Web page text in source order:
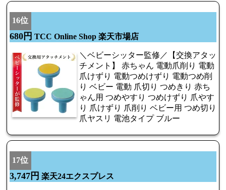
16位
680円 TCC Online Shop 楽天市場店
＼ベビーシッター監修／【交換アタッ
チメント】 赤ちゃん 電動爪削り 電動
爪けずり 電動つめけずり 電動つめ削
り ベビー 電動 爪切り つめきり 赤ち
ゃん用 つめやすり つめけずり 爪やす
り 爪けずり 爪削り ベビー用 つめ切り
爪ヤスリ 電池タイプ ブルー
17位
3,747円 楽天24エクスプレス